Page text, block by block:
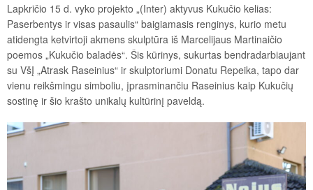
Lapkričio 15 d. vyko projekto „(Inter) aktyvus Kukučio kelias:
Paserbentys ir visas pasaulis“ baigiamasis renginys, kurio metu
atidengta ketvirtoji akmens skulptūra iš Marcelijaus Martinaičio
poemos „Kukučio baladės“. Šis kūrinys, sukurtas bendradarbiaujant
su VšĮ „Atrask Raseinius“ ir skulptoriumi Donatu Repeika, tapo dar
vienu reikšmingu simboliu, įprasminančiu Raseinius kaip Kukučių
sostinę ir šio krašto unikalų kultūrinį paveldą.